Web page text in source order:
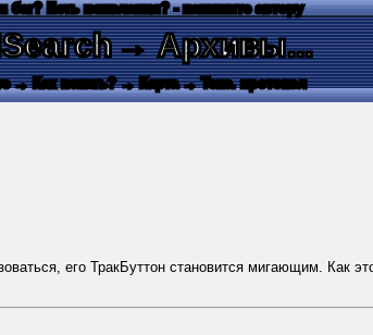
баг? Есть пожелания? - напишите автору
→ Архивы...
→ Как искать? → Карта → Текс. протокол
его ТракБуттон становится мигающим. Как